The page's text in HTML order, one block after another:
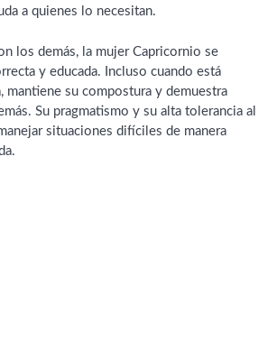
a quienes lo necesitan.
los demás, la mujer Capricornio se
y educada. Incluso cuando está
mantiene su compostura y demuestra
Su pragmatismo y su alta tolerancia al
situaciones difíciles de manera